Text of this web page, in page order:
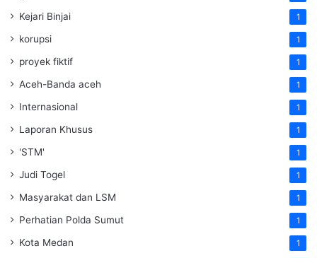
Kejari Binjai 1
korupsi 1
proyek fiktif 1
Aceh-Banda aceh 1
Internasional 1
Laporan Khusus 1
'STM' 1
Judi Togel 1
Masyarakat dan LSM 1
Perhatian Polda Sumut 1
Kota Medan 1